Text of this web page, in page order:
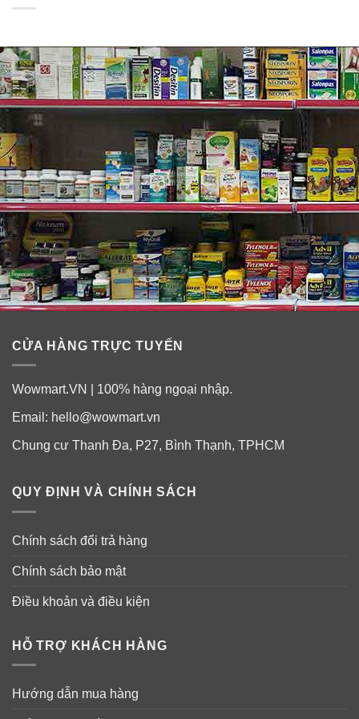
Thành phần dầu gội cho tóc hư tổn Pantene ProV
Repair & Protected
CỬA HÀNG TRỰC TUYẾN
Wowmart.VN | 100% hàng ngoại nhập.
Email: hello@wowmart.vn
Chung cư Thanh Đa, P27, Bình Thạnh, TPHCM
QUY ĐỊNH VÀ CHÍNH SÁCH
Chính sách đổi trả hàng
Chính sách bảo mật
Điều khoản và điều kiện
HỖ TRỢ KHÁCH HÀNG
Hướng dẫn mua hàng